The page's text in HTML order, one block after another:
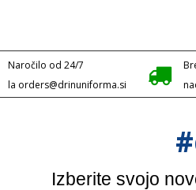
Naročilo od 24/7
la orders@drinuniforma.si
Izberite svojo